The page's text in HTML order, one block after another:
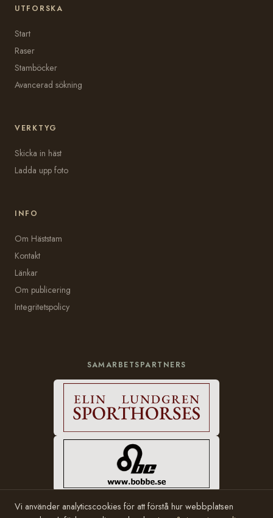
UTFORSKA
Start
Raser
Stamböcker
Avancerad sökning
VERKTYG
Skicka in häst
Ladda upp foto
INFO
Om Häststam
Kontakt
Länkar
Om publicering
Integritetspolicy
SAMARBETSPARTNERS
Vi använder analyticscookies för att förstå hur webbplatsen